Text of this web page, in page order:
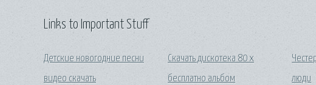
Links to Important Stuff
Детские новогодние песни
видео скачать
Скачать дискотека 80 х
бесплатно альбом
люди